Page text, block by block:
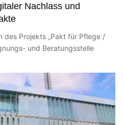
Nachlass und
des Projekts „Pakt für Pflege /
und Beratungsstelle